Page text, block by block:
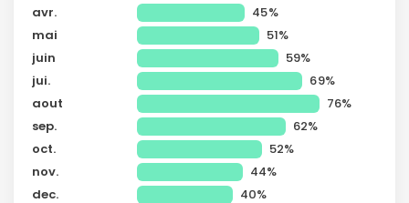
avr.
45%
mai
51%
juin
59%
jui.
69%
aout
76%
sep.
62%
oct.
52%
nov.
44%
dec.
40%